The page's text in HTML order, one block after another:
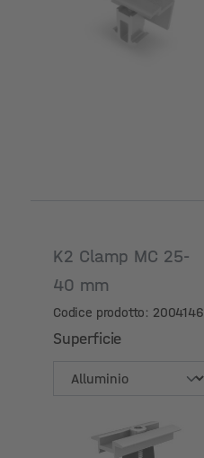
K2 Clamp MC 25-
40 mm
Codice prodotto: 2004146
Superficie